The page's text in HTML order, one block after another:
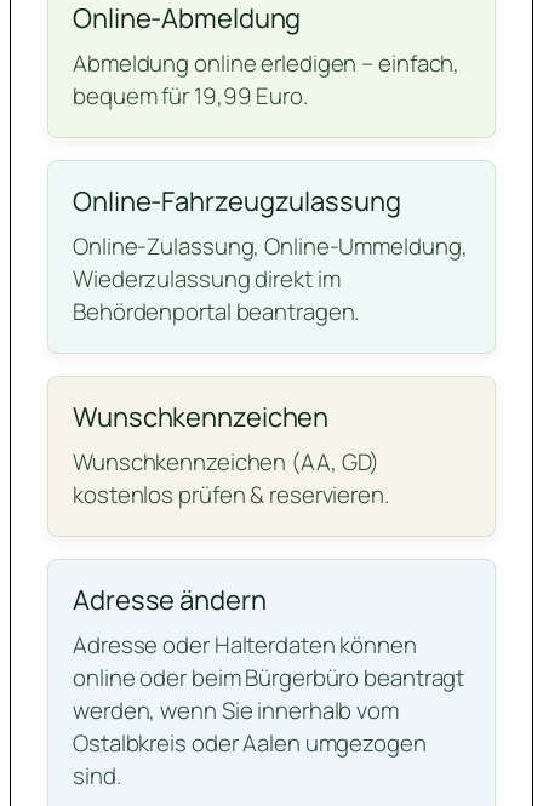
Online-Abmeldung
Abmeldung online erledigen – einfach,
bequem für 19,99 Euro.
Online-Fahrzeugzulassung
Online-Zulassung, Online-Ummeldung,
Wiederzulassung direkt im
Behördenportal beantragen.
Wunschkennzeichen
Wunschkennzeichen (AA, GD)
kostenlos prüfen & reservieren.
Adresse ändern
Adresse oder Halterdaten können
online oder beim Bürgerbüro beantragt
werden, wenn Sie innerhalb vom
Ostalbkreis oder Aalen umgezogen
sind.